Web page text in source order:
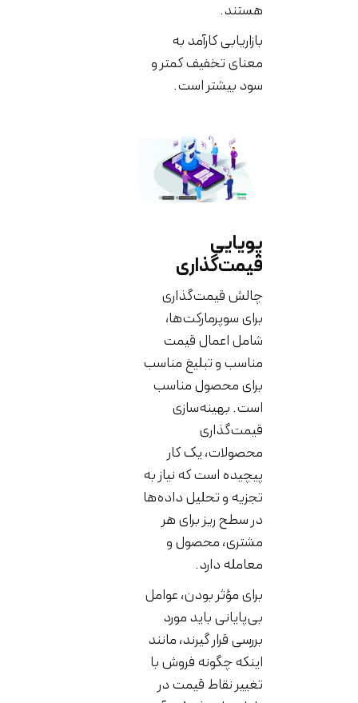
بازاریابی کارآمد به
معنای تخفیف کمتر و
سود بیشتر است.
پویایی
قیمت‌گذاری
چالش قیمت‌گذاری
برای سوپرمارکت‌ها،
شامل اعمال قیمت
مناسب و تبلیغ مناسب
برای محصول مناسب
است. بهینه‌سازی
قیمت‌گذاری
محصولات، یک کار
پیچیده است که نیاز به
تجزیه و تحلیل داده‌ها
در سطح ریز برای هر
مشتری، محصول و
معامله دارد.
برای مؤثر بودن، عوامل
بی‌پایانی باید مورد
بررسی قرار گیرند، مانند
اینکه چگونه فروش با
تغییر نقاط قیمت در